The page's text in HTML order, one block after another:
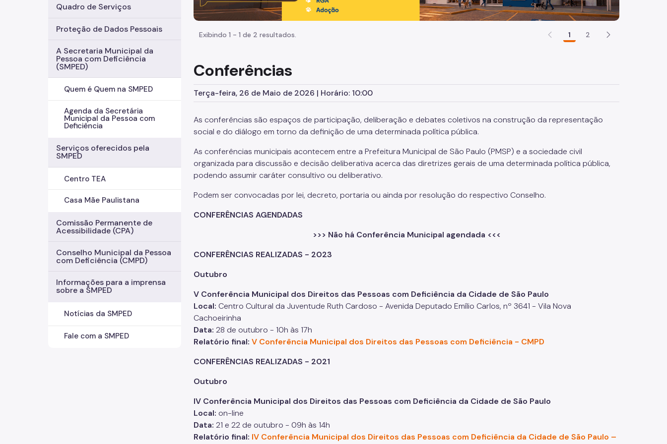
Quadro de Serviços
Proteção de Dados Pessoais
A Secretaria Municipal da
Pessoa com Deficiência
(SMPED)
Quem é Quem na SMPED
Agenda da Secretária
Municipal da Pessoa com
Deficiência
Serviços oferecidos pela
SMPED
Centro TEA
Casa Mãe Paulistana
Comissão Permanente de
Acessibilidade (CPA)
Conselho Municipal da Pessoa
com Deficiência (CMPD)
Informações para a imprensa
sobre a SMPED
Notícias da SMPED
Fale com a SMPED
Exibindo 1 - 1 de 2 resultados. 1 2
Conferências
Terça-feira, 26 de Maio de 2026 | Horário: 10:00
As conferências são espaços de participação, deliberação e debates coletivos na construção da representação
social e do diálogo em torno da definição de uma determinada política pública.
As conferências municipais acontecem entre a Prefeitura Municipal de São Paulo (PMSP) e a sociedade civil
organizada para discussão e decisão deliberativa acerca das diretrizes gerais de uma determinada política pública,
podendo assumir caráter consultivo ou deliberativo.
Podem ser convocadas por lei, decreto, portaria ou ainda por resolução do respectivo Conselho.
CONFERÊNCIAS AGENDADAS
>>> Não há Conferência Municipal agendada <<<
CONFERÊNCIAS REALIZADAS - 2023
Outubro
V Conferência Municipal dos Direitos das Pessoas com Deficiência da Cidade de São Paulo
Local: Centro Cultural da Juventude Ruth Cardoso - Avenida Deputado Emílio Carlos, nº 3641 - Vila Nova
Cachoeirinha
Data: 28 de outubro - 10h às 17h
Relatório final: V Conferência Municipal dos Direitos das Pessoas com Deficiência - CMPD
CONFERÊNCIAS REALIZADAS - 2021
Outubro
IV Conferência Municipal dos Direitos das Pessoas com Deficiência da Cidade de São Paulo
Local: on-line
Data: 21 e 22 de outubro - 09h às 14h
Relatório final: IV Conferência Municipal dos Direitos das Pessoas com Deficiência da Cidade de São Paulo –